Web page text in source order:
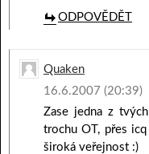
ODPOVĚDĚT
Quaken
16.6.2007 (20:39)
Zase jedna z
trochu OT, přes
široká veřejnost :)